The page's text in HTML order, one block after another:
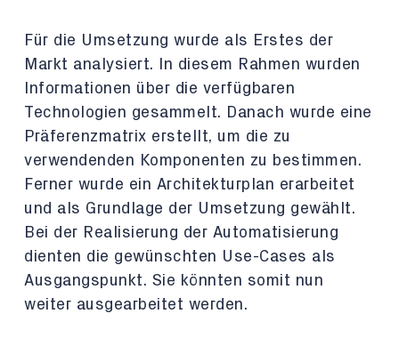
Für die Umsetzung wurde als Erstes der
Markt analysiert. In diesem Rahmen wurden
Informationen über die verfügbaren
Technologien gesammelt. Danach wurde eine
Präferenzmatrix erstellt, um die zu
verwendenden Komponenten zu bestimmen.
Ferner wurde ein Architekturplan erarbeitet
und als Grundlage der Umsetzung gewählt.
Bei der Realisierung der Automatisierung
dienten die gewünschten Use-Cases als
Ausgangspunkt. Sie könnten somit nun
weiter ausgearbeitet werden.